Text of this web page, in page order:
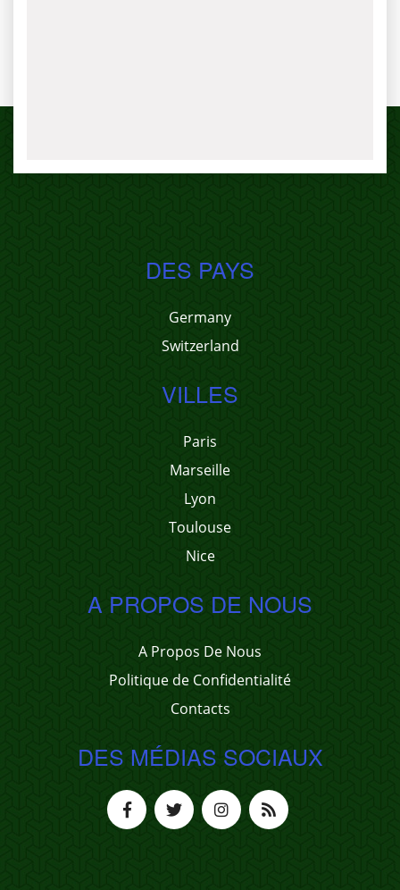
DES PAYS
Germany
Switzerland
VILLES
Paris
Marseille
Lyon
Toulouse
Nice
A PROPOS DE NOUS
A Propos De Nous
Politique de Confidentialité
Contacts
DES MÉDIAS SOCIAUX